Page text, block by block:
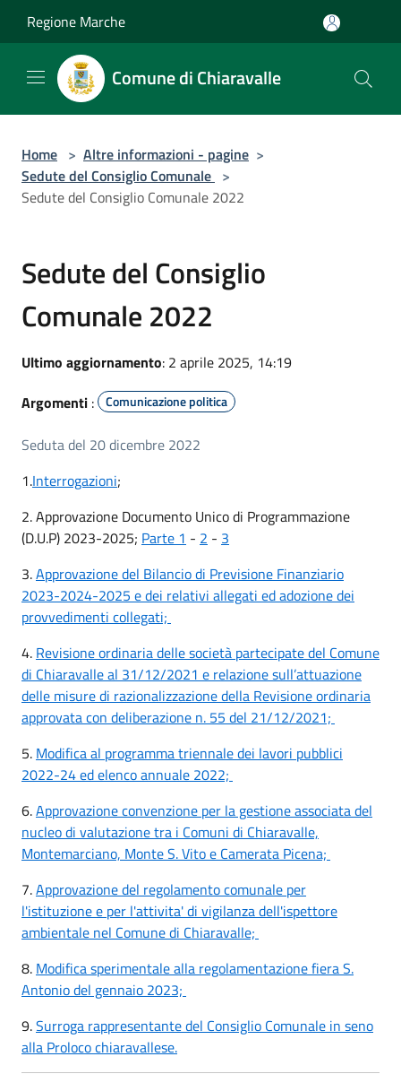
Regione Marche
Comune di Chiaravalle
Home > Altre informazioni - pagine >
Sedute del Consiglio Comunale >
Sedute del Consiglio Comunale 2022
Sedute del Consiglio
Comunale 2022
Ultimo aggiornamento: 2 aprile 2025, 14:19
Argomenti : Comunicazione politica
Seduta del 20 dicembre 2022
1.Interrogazioni;
2. Approvazione Documento Unico di Programmazione
(D.U.P) 2023-2025; Parte 1 - 2 - 3
3.Approvazione del Bilancio di Previsione Finanziario
2023-2024-2025 e dei relativi allegati ed adozione dei
provvedimenti collegati;
4. Revisione ordinaria delle società partecipate del Comune
di Chiaravalle al 31/12/2021 e relazione sull’attuazione
delle misure di razionalizzazione della Revisione ordinaria
approvata con deliberazione n. 55 del 21/12/2021;
5. Modifica al programma triennale dei lavori pubblici
2022-24 ed elenco annuale 2022;
6.Approvazione convenzione per la gestione associata del
nucleo di valutazione tra i Comuni di Chiaravalle,
Montemarciano, Monte S. Vito e Camerata Picena;
7.Approvazione del regolamento comunale per
l'istituzione e per l'attivita' di vigilanza dell'ispettore
ambientale nel Comune di Chiaravalle;
8. Modifica sperimentale alla regolamentazione fiera S.
Antonio del gennaio 2023;
9.Surroga rappresentante del Consiglio Comunale in seno
alla Proloco chiaravallese.